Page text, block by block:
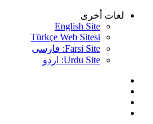
Skip
لغات أخرى
English Site
Türkçe Web Sitesi
Farsi Site: فارسی
Urdu Site: اردو